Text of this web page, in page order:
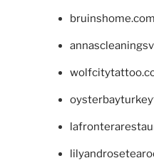
bruinshome.com